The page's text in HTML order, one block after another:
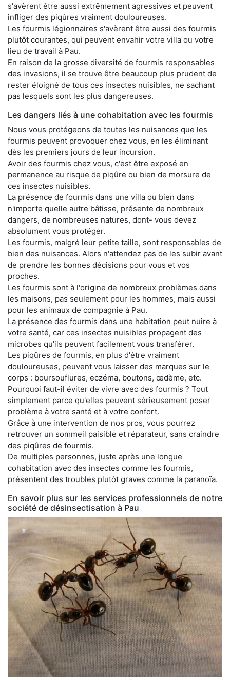
s'avèrent être aussi extrêmement agressives et peuvent
infliger des piqûres vraiment douloureuses.
Les fourmis légionnaires s'avèrent être aussi des fourmis
plutôt courantes, qui peuvent envahir votre villa ou votre
lieu de travail à Pau.
En raison de la grosse diversité de fourmis responsables
des invasions, il se trouve être beaucoup plus prudent de
rester éloigné de tous ces insectes nuisibles, ne sachant
pas lesquels sont les plus dangereuses.
Les dangers liés à une cohabitation avec les fourmis
Nous vous protégeons de toutes les nuisances que les
fourmis peuvent provoquer chez vous, en les éliminant
dès les premiers jours de leur incursion.
Avoir des fourmis chez vous, c'est être exposé en
permanence au risque de piqûre ou bien de morsure de
ces insectes nuisibles.
La présence de fourmis dans une villa ou bien dans
n'importe quelle autre bâtisse, présente de nombreux
dangers, de nombreuses natures, dont- vous devez
absolument vous protéger.
Les fourmis, malgré leur petite taille, sont responsables de
bien des nuisances. Alors n'attendez pas de les subir avant
de prendre les bonnes décisions pour vous et vos
proches.
Les fourmis sont à l'origine de nombreux problèmes dans
les maisons, pas seulement pour les hommes, mais aussi
pour les animaux de compagnie à Pau.
La présence des fourmis dans une habitation peut nuire à
votre santé, car ces insectes nuisibles propagent des
microbes qu'ils peuvent facilement vous transférer.
Les piqûres de fourmis, en plus d'être vraiment
douloureuses, peuvent vous laisser des marques sur le
corps : boursouflures, eczéma, boutons, œdème, etc.
Pourquoi faut-il éviter de vivre avec des fourmis ? Tout
simplement parce qu'elles peuvent sérieusement poser
problème à votre santé et à votre confort.
Grâce à une intervention de nos pros, vous pourrez
retrouver un sommeil paisible et réparateur, sans craindre
des piqûres de fourmis.
De multiples personnes, juste après une longue
cohabitation avec des insectes comme les fourmis,
présentent des troubles plutôt graves comme la paranoïa.
En savoir plus sur les services professionnels de notre
société de désinsectisation à Pau